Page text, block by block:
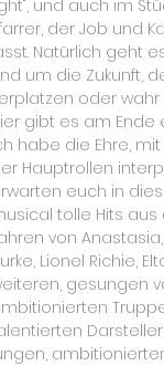
und auch im
der Job und
Natürlich geht
um die Zukunft,
oder
gibt es am Ende
habe die Ehre,
Hauptrollen
euch in
tolle Hits
von
Lionel Richie,
gesungen